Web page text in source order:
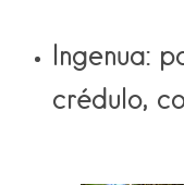
Ingenua:
crédulo,